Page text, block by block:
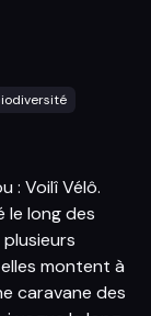
: Voilî Vélô.
le long des
montent à
caravane des